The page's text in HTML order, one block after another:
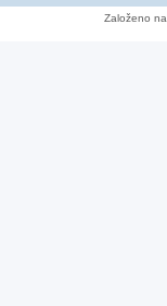
Založeno na